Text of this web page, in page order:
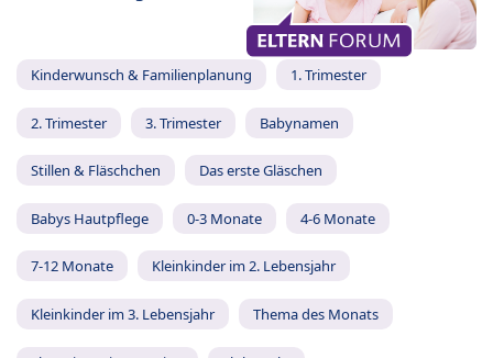
Kinderwunsch & Familienplanung 1. Trimester
2. Trimester 3. Trimester Babynamen
Stillen & Fläschchen Das erste Gläschen
Babys Hautpflege 0-3 Monate 4-6 Monate
7-12 Monate Kleinkinder im 2. Lebensjahr
Kleinkinder im 3. Lebensjahr Thema des Monats